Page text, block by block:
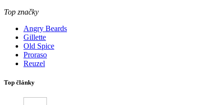
Top značky
Angry Beards
Gillette
Old Spice
Proraso
Reuzel
Top články